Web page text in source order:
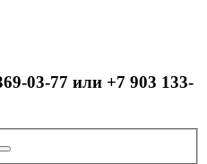
03-77 или +7 903 133-